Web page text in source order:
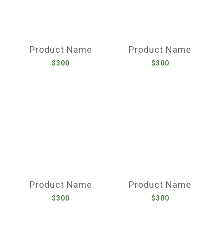
Product Name
$300
Product Name
$300
Product Name
$300
Product Name
$300